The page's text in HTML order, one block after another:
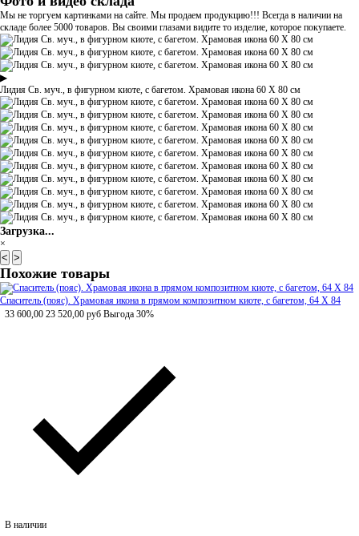
Мы не торгуем картинками на сайте. Мы продаем продукцию!!! Всегда в наличии на
складе более 5000 товаров. Вы своими глазами видите то изделие, которое покупаете.
▶
Лидия Св. муч., в фигурном киоте, с багетом. Храмовая икона 60 Х 80 см
Загрузка...
×
< >
Похожие товары
Спаситель (пояс). Храмовая икона в прямом композитном киоте, с багетом, 64 Х 84
33 600,00 23 520,00 руб Выгода 30%
В наличии